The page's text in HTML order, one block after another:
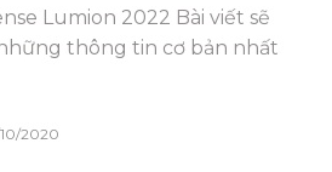
Lumion 2022 Bài viết sẽ
thông tin cơ bản nhất
2020